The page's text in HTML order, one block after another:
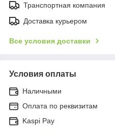
Транспортная компания
Доставка курьером
Все условия доставки
Условия оплаты
Наличными
Оплата по реквизитам
Kaspi Pay